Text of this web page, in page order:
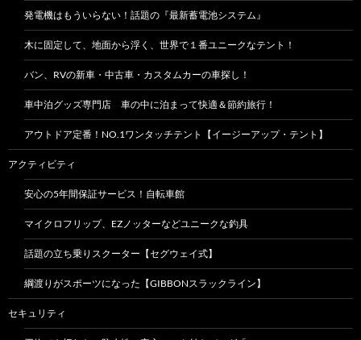
発電機はもういらない！話題の『最新蓄電池システム』
木に固定して、地面から浮く、世界で１番ユニークなテント！
バン、RVの新車・中古車・カスタムカーの車探し！
車中泊グッズ専門店 車の中に泊まって快適＆節約旅行！
アウトドア定番！NO.1ワンタッチテント【イージーアップ・テント】
アクティビティ
安心の5年間保証サービス！自転車館
マイクロフリップ、EZノッターなどユニークな釣具
話題の立ち乗りスクーター【セグウェイ式】
綱渡りがスポーツになった【GIBBONスラックライン】
セキュリティ